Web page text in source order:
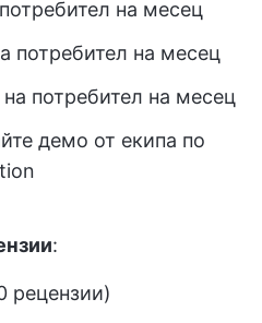
на месец
потребител на месец
потребител на месец
демо от екипа по
:
рецензии)